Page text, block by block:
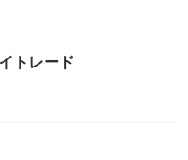
トレード